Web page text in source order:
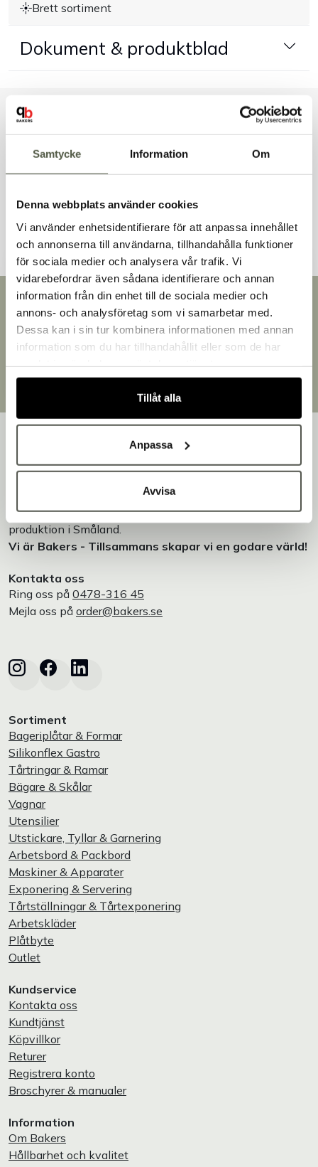
Samtycke Information Om
Denna webbplats använder cookies
Vi använder enhetsidentifierare för att anpassa innehållet
och annonserna till användarna, tillhandahålla funktioner
för sociala medier och analysera vår trafik. Vi
vidarebefordrar även sådana identifierare och annan
information från din enhet till de sociala medier och
annons- och analysföretag som vi samarbetar med.
Dessa kan i sin tur kombinera informationen med annan
information som du har tillhandahållit eller som de har
Tillåt alla
Anpassa
Avvisa
Om Bakers
Kontakt
Brett sortiment
Dokument & produktblad
Liknande produkter
Andra kunder tittade även på
Snabb leverans
Leverans inom 3-5 arbetsdagar.
Brett sortiment
Över 30 000 produkter
Egen produktion
Bakers är en helhetsleverantör av professionell
utrustning för bageri, konditori och restaurang – med egen
produktion i Småland.
Vi är Bakers - Tillsammans skapar vi en godare värld!
Kontakta oss
Ring oss på 0478-316 45
Mejla oss på order@bakers.se
Sortiment
Bageriplåtar & Formar
Silikonflex Gastro
Tårtringar & Ramar
Bägare & Skålar
Vagnar
Utensilier
Utstickare, Tyllar & Garnering
Arbetsbord & Packbord
Maskiner & Apparater
Exponering & Servering
Tårtställningar & Tårtexponering
Arbetskläder
Plåtbyte
Outlet
Kundservice
Kontakta oss
Kundtjänst
Köpvillkor
Returer
Registrera konto
Broschyrer & manualer
Information
Om Bakers
Hållbarhet och kvalitet
Välkommen till Bakers!
Handlar du som företag eller privatperson?
Fortsätt som privatperson